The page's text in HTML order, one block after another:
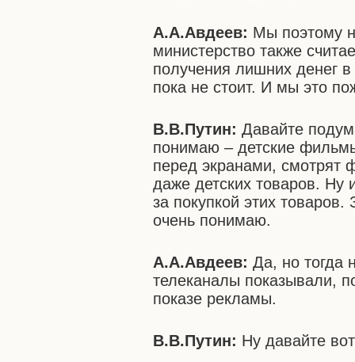
А.А.Авдеев: Мы поэтому
министерство также
получения лишних денег
пока не стоит. И мы это
В.В.Путин: Давайте
понимаю – детские
перед экранами, смотрят
даже детских товаров. Ну
за покупкой этих
очень понимаю.
А.А.Авдеев:Да, но тогда
телеканалы показывали,
показе рекламы.
В.В.Путин: Ну давайте